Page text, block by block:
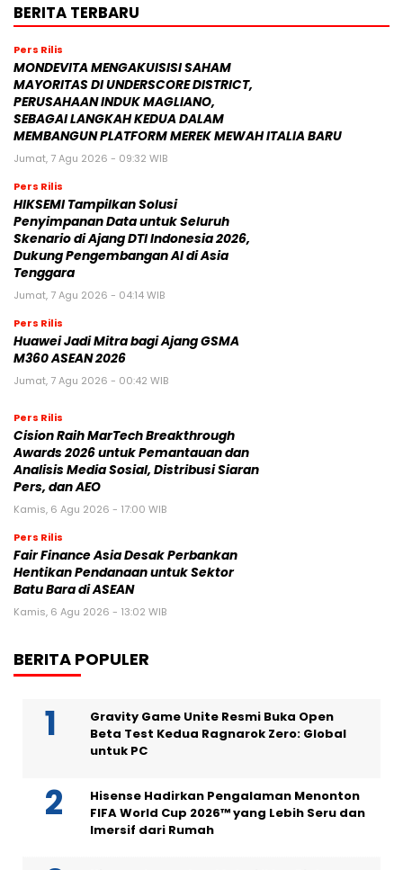
BERITA TERBARU
Pers Rilis
MONDEVITA MENGAKUISISI SAHAM
MAYORITAS DI UNDERSCORE DISTRICT,
PERUSAHAAN INDUK MAGLIANO,
SEBAGAI LANGKAH KEDUA DALAM
MEMBANGUN PLATFORM MEREK MEWAH ITALIA BARU
Jumat, 7 Agu 2026 - 09:32 WIB
Pers Rilis
HIKSEMI Tampilkan Solusi
Penyimpanan Data untuk Seluruh
Skenario di Ajang DTI Indonesia 2026,
Dukung Pengembangan AI di Asia
Tenggara
Jumat, 7 Agu 2026 - 04:14 WIB
Pers Rilis
Huawei Jadi Mitra bagi Ajang GSMA
M360 ASEAN 2026
Jumat, 7 Agu 2026 - 00:42 WIB
Pers Rilis
Cision Raih MarTech Breakthrough
Awards 2026 untuk Pemantauan dan
Analisis Media Sosial, Distribusi Siaran
Pers, dan AEO
Kamis, 6 Agu 2026 - 17:00 WIB
Pers Rilis
Fair Finance Asia Desak Perbankan
Hentikan Pendanaan untuk Sektor
Batu Bara di ASEAN
Kamis, 6 Agu 2026 - 13:02 WIB
BERITA POPULER
Gravity Game Unite Resmi Buka Open
Beta Test Kedua Ragnarok Zero: Global
untuk PC
Hisense Hadirkan Pengalaman Menonton
FIFA World Cup 2026™ yang Lebih Seru dan
Imersif dari Rumah